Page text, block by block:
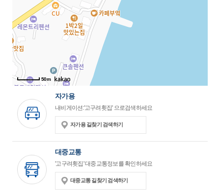
50m
자가용
내비게이션:'고구려횟집' 으로검색하세요
자가용 길찾기 검색하기
대중교통
'고구려횟집' 대중교통정보를 확인하세요
대중교통 길찾기 검색하기